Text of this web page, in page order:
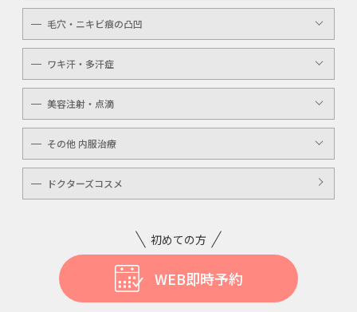
初めての方
WEB即時予約
レーザートーニング
ケミカルピーリング
毛穴・ニキビ痕の凸凹
YAGシャワー
毛穴洗浄
ワキ汗・多汗症
ボトックスボツラックス
ボトックスビスタ
美容注射・点滴
高濃度ビタミンC点滴
白玉注射・点滴
ニキビ・美肌注射・点滴
その他 内服治療
美白内服治療
ドクターズコスメ